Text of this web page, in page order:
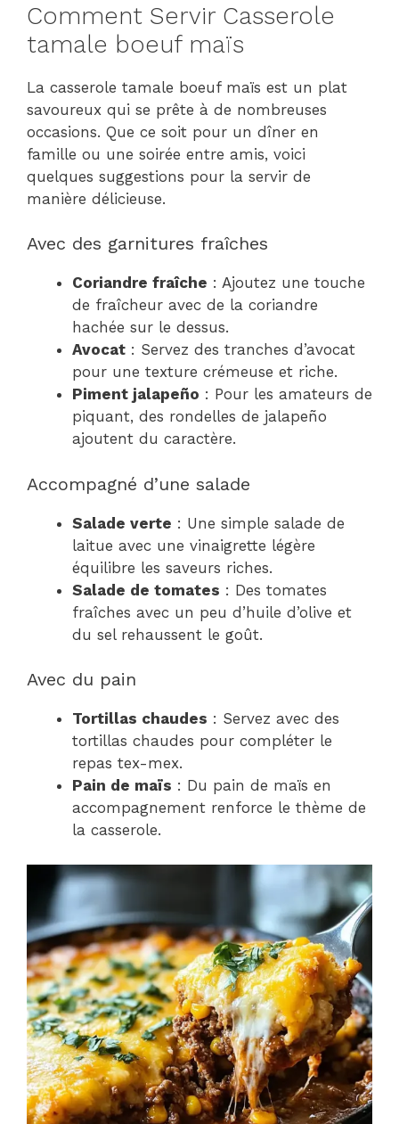
Comment Servir Casserole
tamale boeuf maïs
La casserole tamale boeuf maïs est un plat
savoureux qui se prête à de nombreuses
occasions. Que ce soit pour un dîner en
famille ou une soirée entre amis, voici
quelques suggestions pour la servir de
manière délicieuse.
Avec des garnitures fraîches
Coriandre fraîche : Ajoutez une touche
de fraîcheur avec de la coriandre
hachée sur le dessus.
Avocat : Servez des tranches d’avocat
pour une texture crémeuse et riche.
Piment jalapeño : Pour les amateurs de
piquant, des rondelles de jalapeño
ajoutent du caractère.
Accompagné d’une salade
Salade verte : Une simple salade de
laitue avec une vinaigrette légère
équilibre les saveurs riches.
Salade de tomates : Des tomates
fraîches avec un peu d’huile d’olive et
du sel rehaussent le goût.
Avec du pain
Tortillas chaudes : Servez avec des
tortillas chaudes pour compléter le
repas tex-mex.
Pain de maïs : Du pain de maïs en
accompagnement renforce le thème de
la casserole.